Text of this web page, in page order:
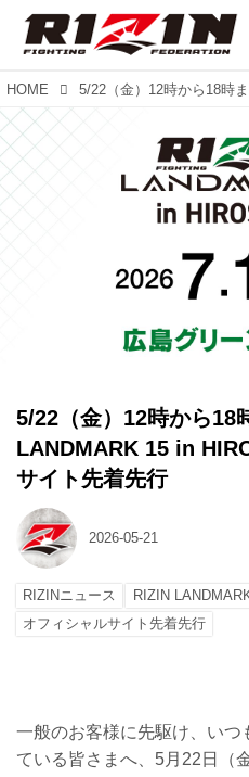
HOME
5/22（金）12時から18
LANDMARK 15 in
サイト先着先行
2026-05-21
RIZINニュース RIZIN
オフィシャルサイト先着先行
一般のお客様に先駆け、いつ
ている皆さまへ、5月22日（